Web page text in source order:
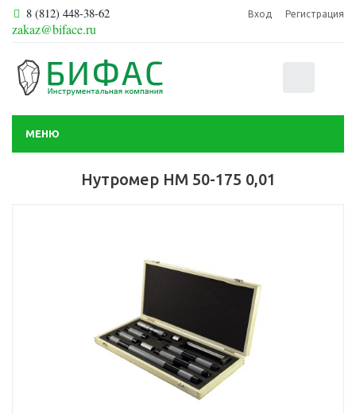
8 (812) 448-38-62
zakaz@biface.ru
Вход Регистрация
МЕНЮ
Нутромер НМ 50-175 0,01